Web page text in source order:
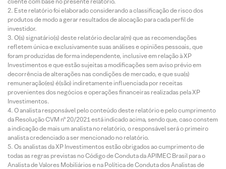
Este relatório foi elaborado considerando a classificação de risco dos
produtos de modo a gerar resultados de alocação para cada perfil de
investidor.
O(s) signatário(s) deste relatório declara(m) que as recomendações
refletem única e exclusivamente suas análises e opiniões pessoais, que
foram produzidas de forma independente, inclusive em relação à XP
Investimentos e que estão sujeitas a modificações sem aviso prévio em
decorrência de alterações nas condições de mercado, e que sua(s)
remuneração(es) é(são) indiretamente influenciada por receitas
provenientes dos negócios e operações financeiras realizadas pela XP
Investimentos.
O analista responsável pelo conteúdo deste relatório e pelo cumprimento
da Resolução CVM nº 20/2021 está indicado acima, sendo que, caso constem
a indicação de mais um analista no relatório, o responsável será o primeiro
analista credenciado a ser mencionado no relatório.
Os analistas da XP Investimentos estão obrigados ao cumprimento de
todas as regras previstas no Código de Conduta da APIMEC Brasil para o
Analista de Valores Mobiliários e na Política de Conduta dos Analistas de